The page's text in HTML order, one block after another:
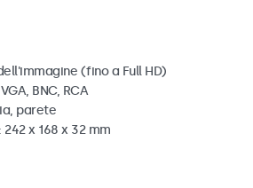
(fino a Full HD)
BNC, RCA
parete
x 168 x 32 mm